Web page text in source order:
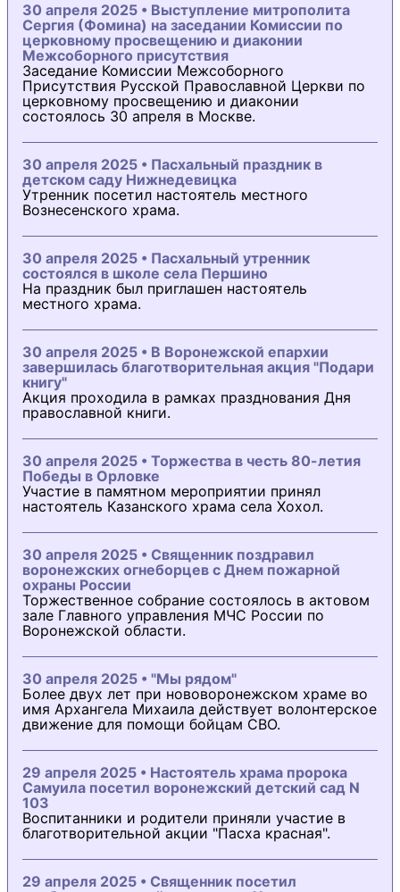
30 апреля 2025 • Выступление митрополита
Сергия (Фомина) на заседании Комиссии по
церковному просвещению и диаконии
Межсоборного присутствия
Заседание Комиссии Межсоборного
Присутствия Русской Православной Церкви по
церковному просвещению и диаконии
состоялось 30 апреля в Москве.
30 апреля 2025 • Пасхальный праздник в
детском саду Нижнедевицка
Утренник посетил настоятель местного
Вознесенского храма.
30 апреля 2025 • Пасхальный утренник
состоялся в школе села Першино
На праздник был приглашен настоятель
местного храма.
30 апреля 2025 • В Воронежской епархии
завершилась благотворительная акция "Подари
книгу"
Акция проходила в рамках празднования Дня
православной книги.
30 апреля 2025 • Торжества в честь 80-летия
Победы в Орловке
Участие в памятном мероприятии принял
настоятель Казанского храма села Хохол.
30 апреля 2025 • Священник поздравил
воронежских огнеборцев с Днем пожарной
охраны России
Торжественное собрание состоялось в актовом
зале Главного управления МЧС России по
Воронежской области.
30 апреля 2025 • "Мы рядом"
Более двух лет при нововоронежском храме во
имя Архангела Михаила действует волонтерское
движение для помощи бойцам СВО.
29 апреля 2025 • Настоятель храма пророка
Самуила посетил воронежский детский сад N
103
Воспитанники и родители приняли участие в
благотворительной акции "Пасха красная".
29 апреля 2025 • Священник посетил